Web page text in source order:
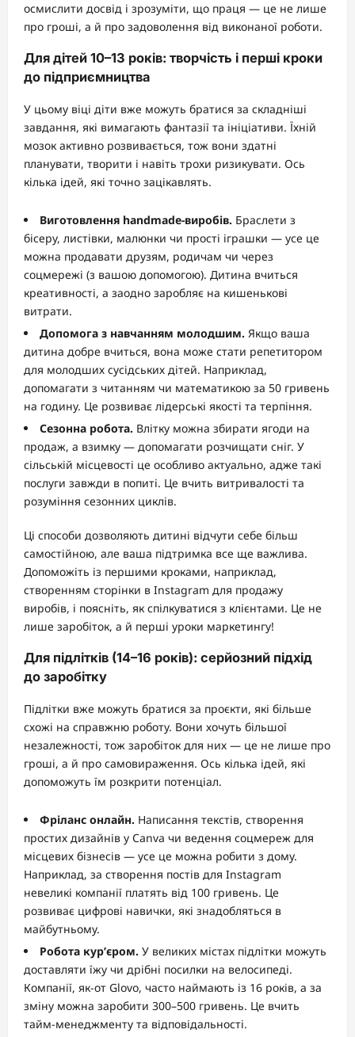
осмислити досвід і зрозуміти, що праця — це не лише
про гроші, а й про задоволення від виконаної роботи.
Для дітей 10–13 років: творчість і перші кроки
до підприємництва
У цьому віці діти вже можуть братися за складніші
завдання, які вимагають фантазії та ініціативи. Їхній
мозок активно розвивається, тож вони здатні
планувати, творити і навіть трохи ризикувати. Ось
кілька ідей, які точно зацікавлять.
Виготовлення handmade-виробів. Браслети з
бісеру, листівки, малюнки чи прості іграшки — усе це
можна продавати друзям, родичам чи через
соцмережі (з вашою допомогою). Дитина вчиться
креативності, а заодно заробляє на кишенькові
витрати.
Допомога з навчанням молодшим. Якщо ваша
дитина добре вчиться, вона може стати репетитором
для молодших сусідських дітей. Наприклад,
допомагати з читанням чи математикою за 50 гривень
на годину. Це розвиває лідерські якості та терпіння.
Сезонна робота. Влітку можна збирати ягоди на
продаж, а взимку — допомагати розчищати сніг. У
сільській місцевості це особливо актуально, адже такі
послуги завжди в попиті. Це вчить витривалості та
розуміння сезонних циклів.
Ці способи дозволяють дитині відчути себе більш
самостійною, але ваша підтримка все ще важлива.
Допоможіть із першими кроками, наприклад,
створенням сторінки в Instagram для продажу
виробів, і поясніть, як спілкуватися з клієнтами. Це не
лише заробіток, а й перші уроки маркетингу!
Для підлітків (14–16 років): серйозний підхід
до заробітку
Підлітки вже можуть братися за проєкти, які більше
схожі на справжню роботу. Вони хочуть більшої
незалежності, тож заробіток для них — це не лише про
гроші, а й про самовираження. Ось кілька ідей, які
допоможуть їм розкрити потенціал.
Фріланс онлайн. Написання текстів, створення
простих дизайнів у Canva чи ведення соцмереж для
місцевих бізнесів — усе це можна робити з дому.
Наприклад, за створення постів для Instagram
невеликі компанії платять від 100 гривень. Це
розвиває цифрові навички, які знадобляться в
майбутньому.
Робота кур’єром. У великих містах підлітки можуть
доставляти їжу чи дрібні посилки на велосипеді.
Компанії, як-от Glovo, часто наймають із 16 років, а за
зміну можна заробити 300–500 гривень. Це вчить
тайм-менеджменту та відповідальності.